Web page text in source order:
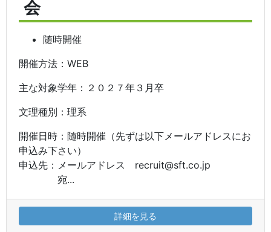
会
随時開催
開催方法：WEB
主な対象学年：２０２７年３月卒
文理種別：理系
開催日時：随時開催（先ずは以下メールアドレスにお
申込み下さい）
申込先：メールアドレス recruit@sft.co.jp
宛...
詳細を見る